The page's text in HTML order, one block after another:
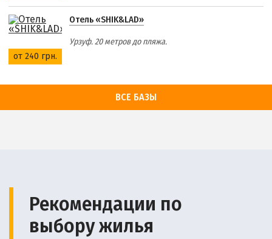
от 240 грн.
Отель «SHIK&LAD»
Урзуф. 20 метров до пляжа.
ВСЕ БАЗЫ
Рекомендации по
выбору жилья